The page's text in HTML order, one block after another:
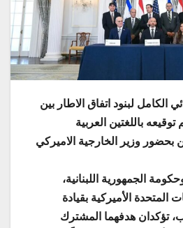
الكامل لبنود اتفاق الاطار بين
باللغتين العربية
بحضور وزير الخارجية الاميركي
الجمهورية اللبنانية،
المتحدة الأميركية بقيادة
تؤكدان هدفهما المشترك